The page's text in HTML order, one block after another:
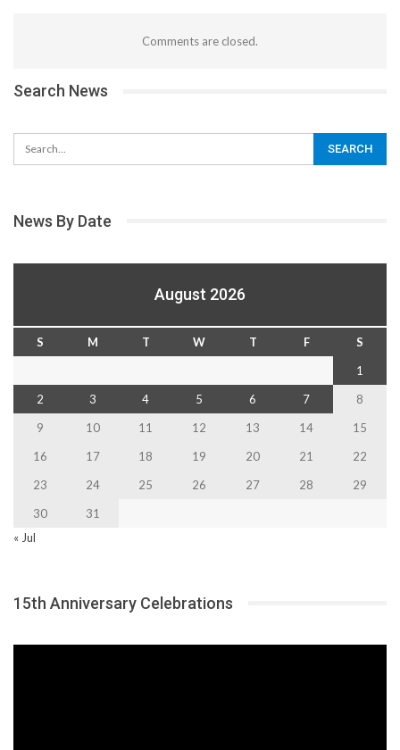
Comments are closed.
Search News
News By Date
August 2026
S M T W T F
S
1
2
3 4 5 6 7
8
9
10 11 12 13 14
15
16
17 18 19 20 21
22
23
24 25 26 27 28
29
30
31
« Jul
15th Anniversary Celebrations